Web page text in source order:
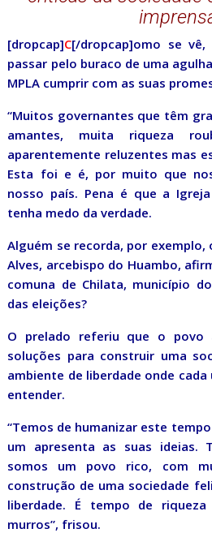
[dropcap]C[/dropcap]omo se
passar pelo buraco de uma
MPLA cumprir com as suas
“Muitos governantes que têm
amantes, muita riqueza
aparentemente reluzentes mas
Esta foi e é, por muito que
nosso país. Pena é que a
tenha medo da verdade.
Alguém se recorda, por exemplo,
Alves, arcebispo do Huambo,
comuna de Chilata, município
das eleições?
O prelado referiu que o povo
soluções para construir uma
ambiente de liberdade onde
entender.
“Temos de humanizar este
um apresenta as suas ideias.
somos um povo rico, com
construção de uma sociedade
liberdade. É tempo de
murros”, frisou.